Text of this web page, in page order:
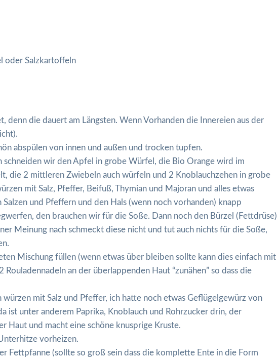
oder Salzkartoffeln
denn die dauert am Längsten. Wenn Vorhanden die Innereien aus der
abspülen von innen und außen und trocken tupfen.
schneiden wir den Apfel in grobe Würfel, die Bio Orange wird im
die 2 mittleren Zwiebeln auch würfeln und 2 Knoblauchzehen in grobe
mit Salz, Pfeffer, Beifuß, Thymian und Majoran und alles etwas
und Pfeffern und den Hals (wenn noch vorhanden) knapp
den brauchen wir für die Soße. Dann noch den Bürzel (Fettdrüse)
Meinung nach schmeckt diese nicht und tut auch nichts für die Soße,
Mischung füllen (wenn etwas über bleiben sollte kann dies einfach mit
Rouladennadeln an der überlappenden Haut “zunähen” so dass die
würzen mit Salz und Pfeffer, ich hatte noch etwas Geflügelgewürz von
ist unter anderem Paprika, Knoblauch und Rohrzucker drin, der
Haut und macht eine schöne knusprige Kruste.
vorheizen.
Fettpfanne (sollte so groß sein dass die komplette Ente in die Form